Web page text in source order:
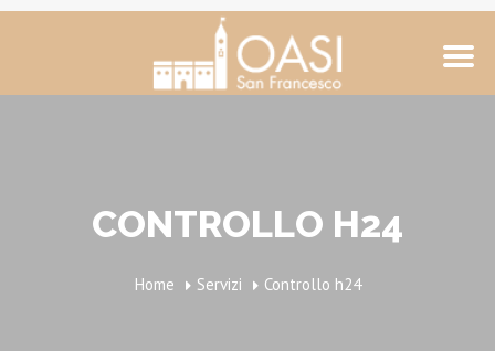
CONTROLLO H24
Home Servizi Controllo h24